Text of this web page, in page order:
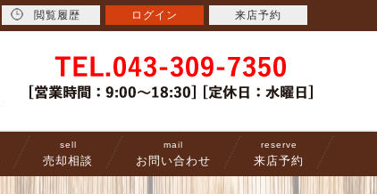
sell
売却相談
mail
お問い合わせ
reserve
来店予約
閲覧履歴 ログイン 来店予約